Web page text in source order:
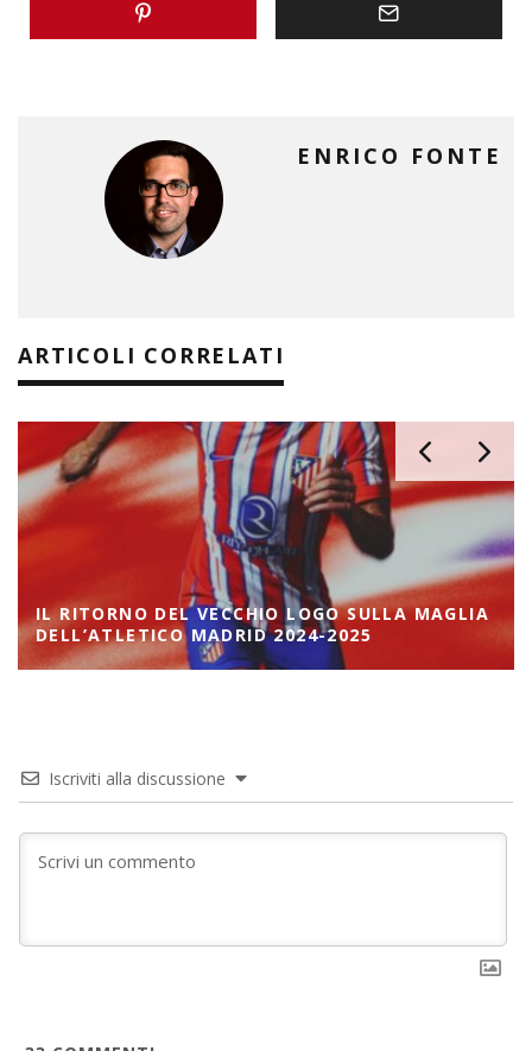
ENRICO FONTE
ARTICOLI CORRELATI
IL RITORNO DEL VECCHIO LOGO SULLA MAGLIA
DELL’ATLETICO MADRID 2024-2025
Iscriviti alla discussione